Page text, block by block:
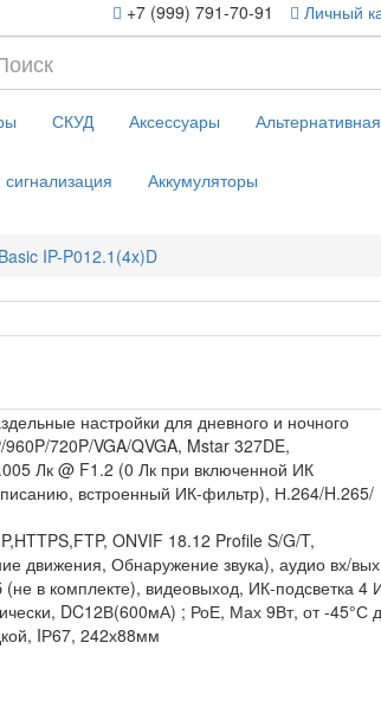
+7 (999) 791-70-91 Личный
СКУД Аксессуары
Аккумуляторы
IP-P012.1(4x)D
настройки для дневного и ночного
720P/VGA/QVGA, Mstar 327DE,
Лк @ F1.2 (0 Лк при включенной ИК
встроенный ИК-фильтр), Н.264/H.265/
ONVIF 18.12 Profile S/G/T,
движения, Обнаружение звука), аудио вх/
в комплекте), видеовыход, ИК-подсветка 4
DC12В(600мА) ; РоЕ, Мах 9Вт, от -45°С
IР67, 242х88мм